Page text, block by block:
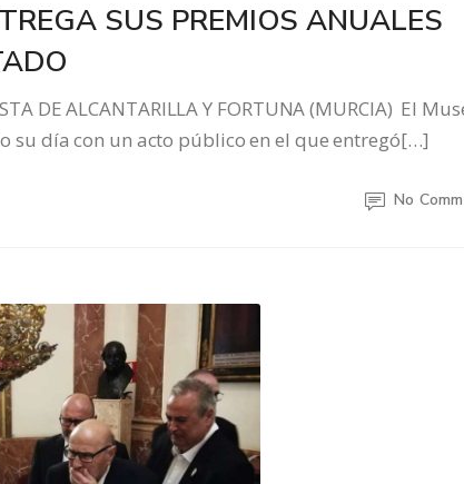
SUS PREMIOS ANUALES
DE ALCANTARILLA Y FORTUNA (MURCIA) El
su día con un acto público en el que entregó[…]
No